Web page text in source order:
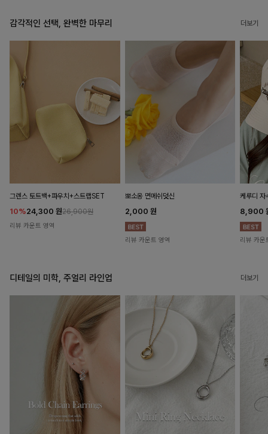
감각적인 선택, 완벽한 마무리 더보기
그렌스 토트백+파우치+스트랩SET
10%24,300 원26,900원
리뷰 카운트 영역
뽀소옹 면메쉬덧신
2,000 원
리뷰 카운트 영역
케루디 자
8,900
리뷰 카운
디테일의 미학, 주얼리 라인업 더보기